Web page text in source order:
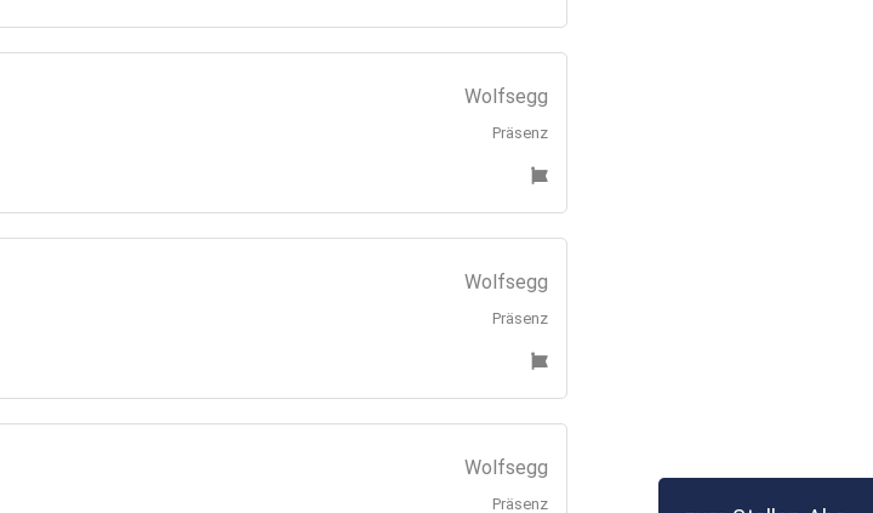
Wolfsegg
Präsenz
Wolfsegg
Präsenz
Wolfsegg
Präsenz